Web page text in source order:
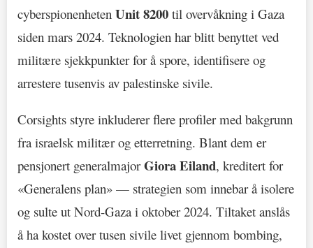
cyberspionenheten Unit 8200 til overvåkning i Gaza
siden mars 2024. Teknologien har blitt benyttet ved
militære sjekkpunkter for å spore, identifisere og
arrestere tusenvis av palestinske sivile.
Corsights styre inkluderer flere profiler med bakgrunn
fra israelsk militær og etterretning. Blant dem er
pensjonert generalmajorGiora Eiland, kreditert for
«Generalens plan» — strategien som innebar å isolere
og sulte ut Nord-Gaza i oktober 2024. Tiltaket anslås
å ha kostet over tusen sivile livet gjennom bombing,